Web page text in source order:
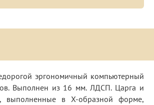
эргономичный компьютерный
Выполнен из 16 мм. ЛДСП. Царга и
выполненные в X-образной форме,